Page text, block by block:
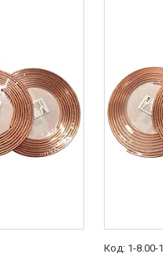
рятувальники
і
Інструмент,
1-8.00-1